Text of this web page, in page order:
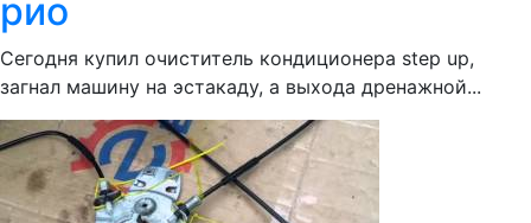
рио
Сегодня купил очиститель кондиционера step up,
загнал машину на эстакаду, а выхода дренажной...